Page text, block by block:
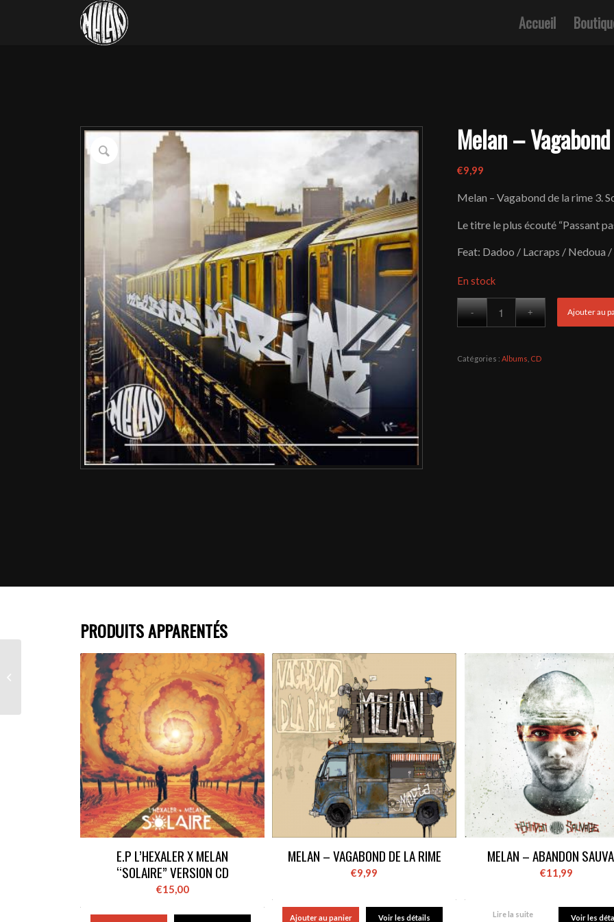
Accueil
Melan –
€9,99
Melan – Vagabond de la rime 3.
Le titre le plus écouté “Passant
Feat: Dadoo / Lacraps / Nedoua
En stock
Ajouter au
Catégories : Albums CD
PRODUITS APPARENTÉS
E.P L’HEXALER X MELAN
“SOLAIRE” VERSION CD
€15,00
MELAN – VAGABOND DE LA RIME
€9,99
Ajouter au panier Voir les détails
MELAN – ABANDON
€11,99
Lire la suite Voir les
Melan – La vingtaine